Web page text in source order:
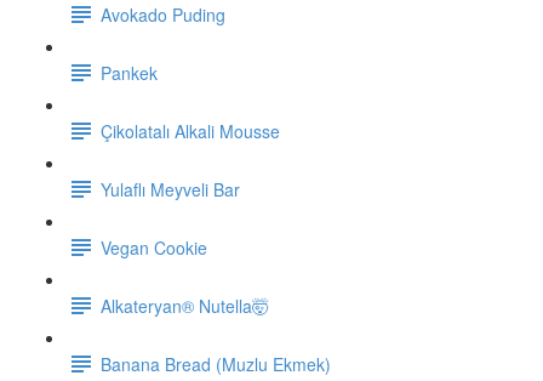
Avokado Puding
Pankek
Çikolatalı Alkali Mousse
Yulaflı Meyveli Bar
Vegan Cookie
Alkateryan® Nutella🤯
Banana Bread (Muzlu Ekmek)